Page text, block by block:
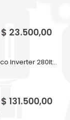
$ 23.500,00
Freezer Horizontal Gafa Blanco Inverter 280lts FGHI300B-L
$ 131.500,00